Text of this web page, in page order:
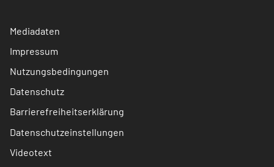
Mediadaten
Impressum
Nutzungsbedingungen
Datenschutz
Barrierefreiheitserklärung
Datenschutzeinstellungen
Videotext